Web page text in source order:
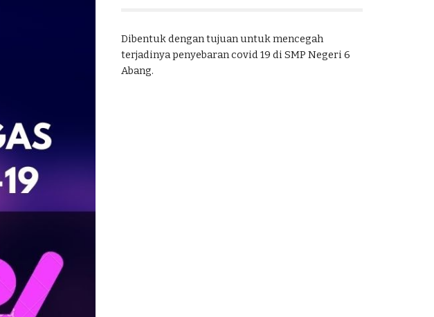
Dibentuk dengan tujuan untuk mencegah
terjadinya penyebaran covid 19 di SMP Negeri 6
Abang.